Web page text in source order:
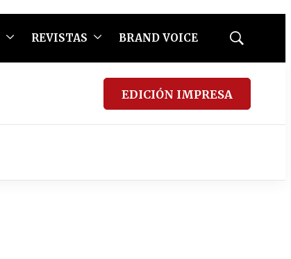
REVISTAS BRAND VOICE
Mostrar
EDICIÓN IMPRESA